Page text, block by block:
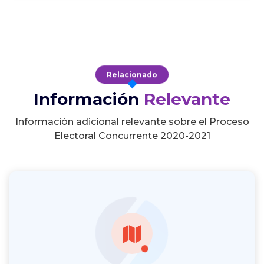
Relacionado
Información Relevante
Información adicional relevante sobre el Proceso
Electoral Concurrente 2020-2021